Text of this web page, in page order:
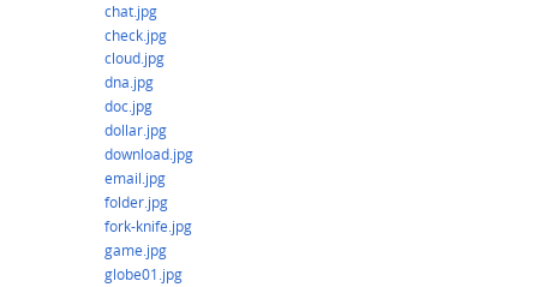
chat.jpg
check.jpg
cloud.jpg
dna.jpg
doc.jpg
dollar.jpg
download.jpg
email.jpg
folder.jpg
fork-knife.jpg
game.jpg
globe01.jpg